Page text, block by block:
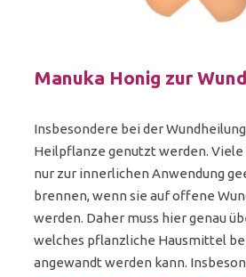
Manuka Honig zur
Insbesondere bei der
Heilpflanze genutzt werden. Viele
nur zur innerlichen Anwendung
brennen, wenn sie auf offene
werden. Daher muss hier genau
welches pflanzliche Hausmittel
angewandt werden kann.